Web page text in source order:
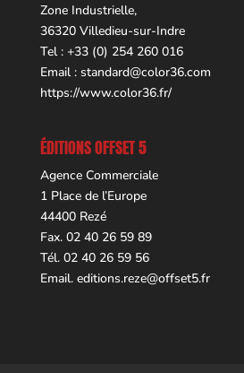
Zone Industrielle,
36320 Villedieu-sur-Indre
Tel : +33 (0) 254 260 016
Email : standard@color36.com
https://www.color36.fr/
ÉDITIONS OFFSET 5
Agence Commerciale
1 Place de l’Europe
44400 Rezé
Fax. 02 40 26 59 89
Tél. 02 40 26 59 56
Email. editions.reze@offset5.fr